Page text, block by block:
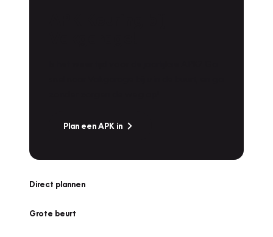
Plan een APK in
Direct plannen
Grote beurt